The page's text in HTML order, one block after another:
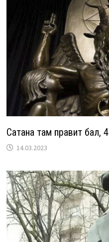
Сатана там правит бал, 4
14.03.2023